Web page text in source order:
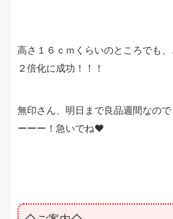
高さ１６ｃｍくらいのところでも
２倍化に成功！！！
無印さん、明日まで良品週間なの
ーーー！急いでね❤